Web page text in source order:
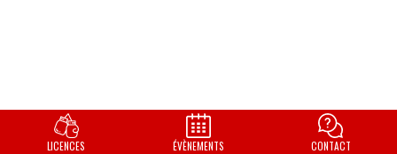
LICENCES ÉVÈNEMENTS CONTACT